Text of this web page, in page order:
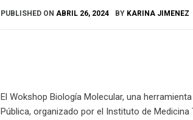
PUBLISHED ON ABRIL 26, 2024 BY KARINA JIMENEZ
El Wokshop Biología Molecular, una
Pública, organizado por el Instituto de Medicina